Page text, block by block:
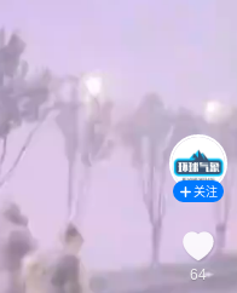
关注
64